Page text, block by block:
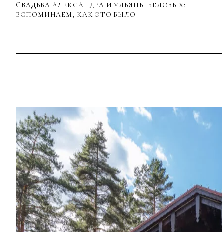
CВАДЬБА АЛЕКСАНДРА И УЛЬЯНЫ БЕЛОВЫХ:
ВСПОМИНАЕМ, КАК ЭТО БЫЛО